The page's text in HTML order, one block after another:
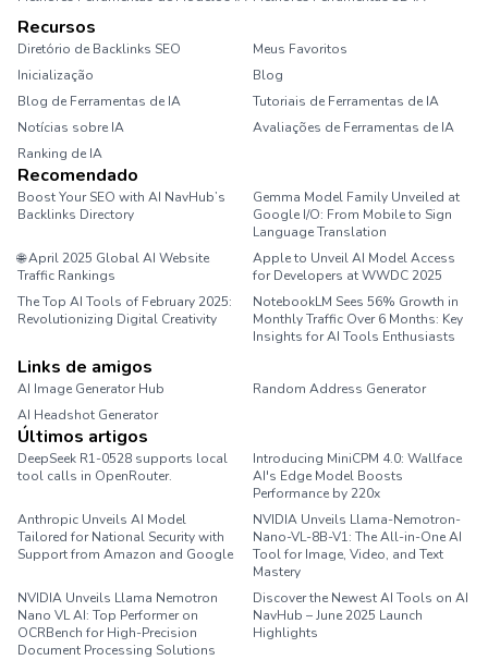
Recursos
Diretório de Backlinks SEO
Meus Favoritos
Inicialização
Blog
Blog de Ferramentas de IA
Tutoriais de Ferramentas de IA
Notícias sobre IA
Avaliações de Ferramentas de IA
Ranking de IA
Recomendado
Boost Your SEO with AI NavHub’s
Backlinks Directory
Gemma Model Family Unveiled at
Google I/O: From Mobile to Sign
Language Translation
🌐 April 2025 Global AI Website
Traffic Rankings
Apple to Unveil AI Model Access
for Developers at WWDC 2025
The Top AI Tools of February 2025:
Revolutionizing Digital Creativity
NotebookLM Sees 56% Growth in
Monthly Traffic Over 6 Months: Key
Insights for AI Tools Enthusiasts
Links de amigos
AI Image Generator Hub
Random Address Generator
AI Headshot Generator
Últimos artigos
DeepSeek R1-0528 supports local
tool calls in OpenRouter.
Introducing MiniCPM 4.0: Wallface
AI's Edge Model Boosts
Performance by 220x
Anthropic Unveils AI Model
Tailored for National Security with
Support from Amazon and Google
NVIDIA Unveils Llama-Nemotron-
Nano-VL-8B-V1: The All-in-One AI
Tool for Image, Video, and Text
Mastery
NVIDIA Unveils Llama Nemotron
Nano VL AI: Top Performer on
OCRBench for High-Precision
Document Processing Solutions
Discover the Newest AI Tools on AI
NavHub – June 2025 Launch
Highlights